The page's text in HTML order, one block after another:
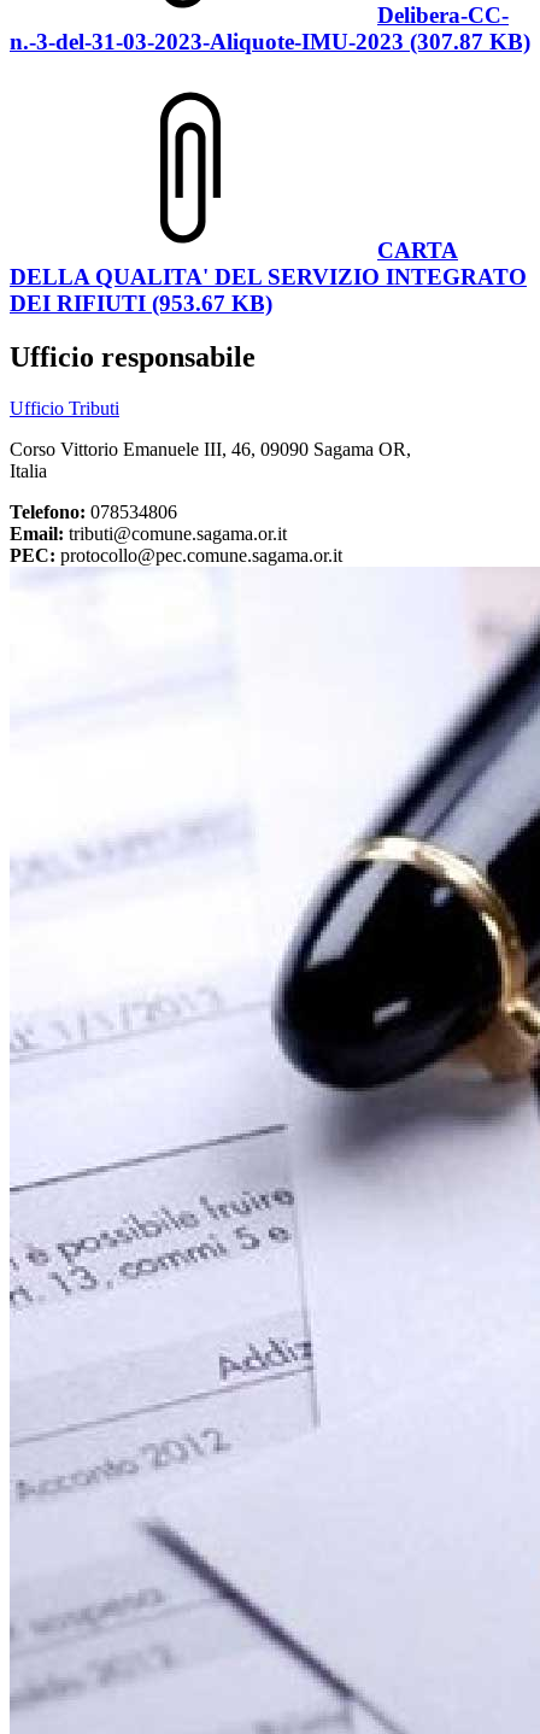
Delibera-CC-
n.-3-del-31-03-2023-Aliquote-IMU-2023 (307.87 KB)
CARTA
DELLA QUALITA' DEL SERVIZIO INTEGRATO
DEI RIFIUTI (953.67 KB)
Ufficio responsabile
Ufficio Tributi
Corso Vittorio Emanuele III, 46, 09090 Sagama OR,
Italia
Telefono: 078534806
Email: tributi@comune.sagama.or.it
PEC: protocollo@pec.comune.sagama.or.it